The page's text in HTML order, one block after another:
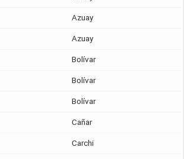
Azuay
Azuay
Bolívar
Bolívar
Bolívar
Cañar
Carchi